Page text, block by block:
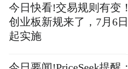
今日快看!交易规则有变！
创业板新规来了，7月6日
起实施